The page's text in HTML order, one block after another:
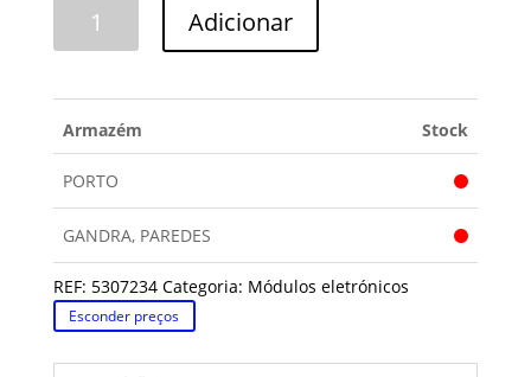
Adicionar
Armazém Stock
PORTO
GANDRA, PAREDES
REF: 5307234 Categoria: Módulos eletrónicos
Esconder preços